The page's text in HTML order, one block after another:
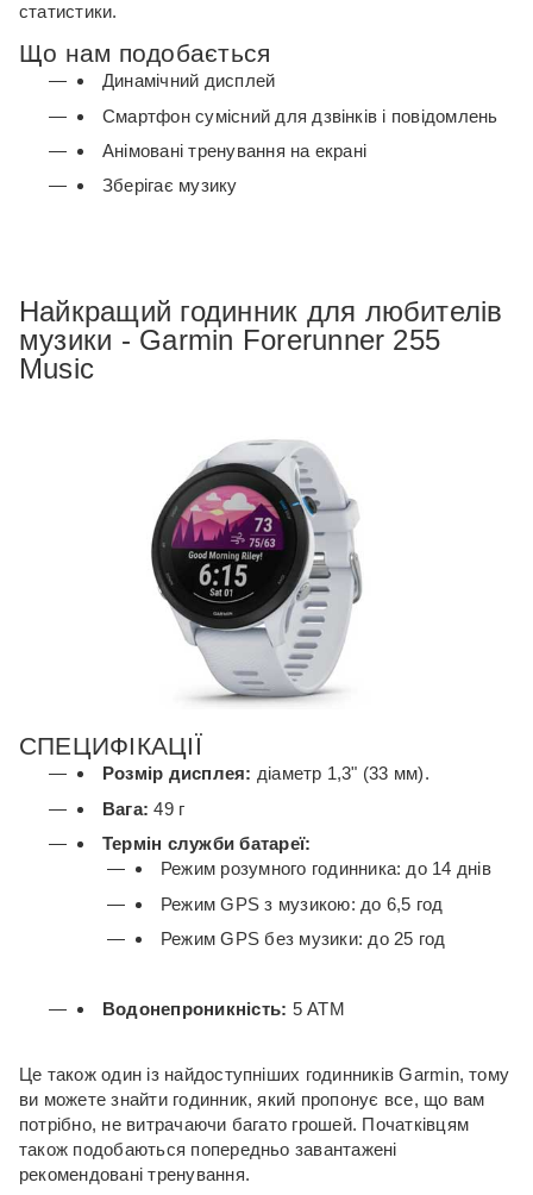
статистики.
Що нам подобається
Динамічний дисплей
Смартфон сумісний для дзвінків і повідомлень
Анімовані тренування на екрані
Зберігає музику
Найкращий годинник для любителів
музики - Garmin Forerunner 255
Music
СПЕЦИФІКАЦІЇ
Розмір дисплея: діаметр 1,3" (33 мм).
Вага: 49 г
Термін служби батареї:
Режим розумного годинника: до 14 днів
Режим GPS з музикою: до 6,5 год
Режим GPS без музики: до 25 год
Водонепроникність: 5 АТМ
Це також один із найдоступніших годинників Garmin, тому
ви можете знайти годинник, який пропонує все, що вам
потрібно, не витрачаючи багато грошей. Початківцям
також подобаються попередньо завантажені
рекомендовані тренування.